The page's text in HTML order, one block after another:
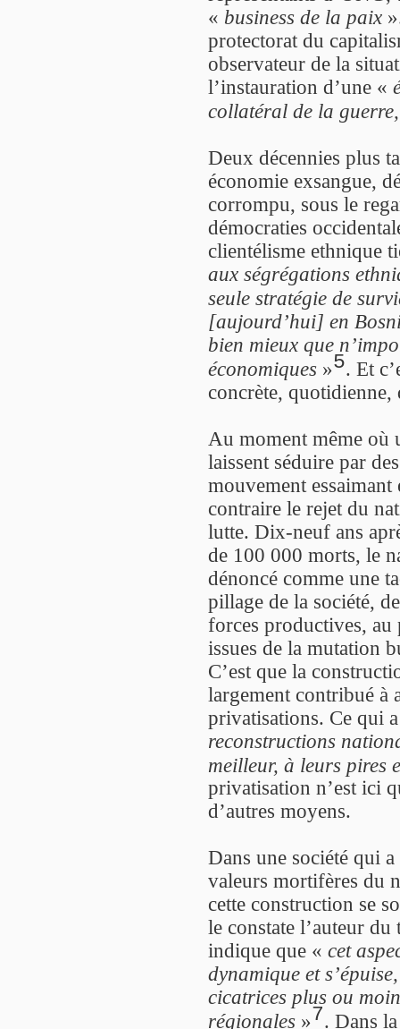
« business de la paix
protectorat du
observateur de la
l’instauration d’une «
collatéral de la
Deux décennies plus
économie exsangue,
corrompu, sous le
démocraties
clientélisme ethnique
aux ségrégations
seule stratégie de
[aujourd’hui] en
bien mieux que
économiques »5. Et
concrète,
Au moment même où
laissent séduire par
mouvement
contraire le rejet du
lutte. Dix-neuf ans
de 100 000 morts, le
dénoncé comme une
pillage de la société,
forces productives,
issues de la mutation
C’est que la
largement contribué à
privatisations. Ce qui
reconstructions
meilleur, à leurs pires
privatisation n’est ici
d’autres moyens.
Dans une société qui
valeurs mortifères du
cette construction se
le constate l’auteur
indique que « cet
dynamique et
cicatrices plus ou
régionales »7. Dans